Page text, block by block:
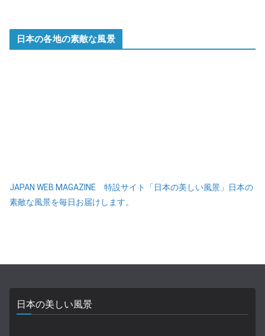
日本の各地の素敵な風景
JAPAN WEB MAGAZINE 特設サイト「日本の美しい風景」日本の
素敵な風景を毎日お届けします。
日本の美しい風景